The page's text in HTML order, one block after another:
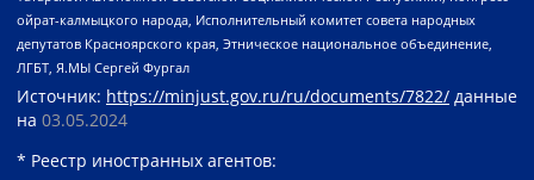
ойрат-калмыцкого народа, Исполнительный комитет совета народных
депутатов Красноярского края, Этническое национальное объединение,
ЛГБТ, Я.МЫ Сергей Фургал
Источник: https://minjust.gov.ru/ru/documents/7822/ данные
на 03.05.2024
* Реестр иностранных агентов: